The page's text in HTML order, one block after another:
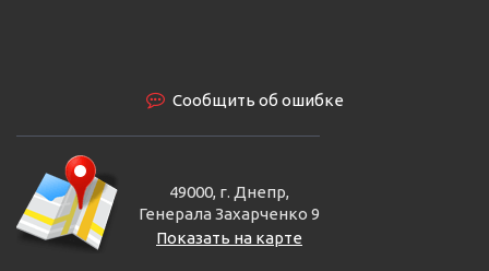
Сообщить об ошибке
49000, г. Днепр,
Генерала Захарченко 9
Показать на карте